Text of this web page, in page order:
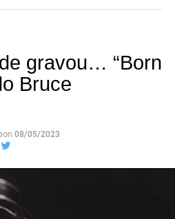
gravou… “Born
Bruce
on 08/05/2023